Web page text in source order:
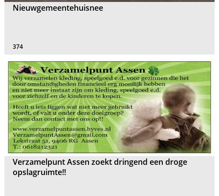
Nieuwgemeentehuisnee
374
Verzamelpunt Assen zoekt dringend een droge
opslagruimte!!